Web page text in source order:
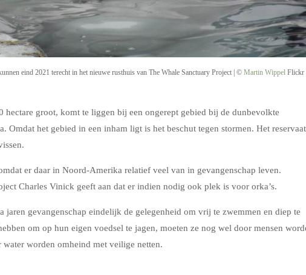
eind 2021 terecht in het nieuwe rusthuis van The Whale Sanctuary Project | © Martin Wippel Flickr
hectare groot, komt te liggen bij een ongerept gebied bij de dunbevolkte
Omdat het gebied in een inham ligt is het beschut tegen stormen. Het reservaat
er daar in Noord-Amerika relatief veel van in gevangenschap leven.
Charles Vinick geeft aan dat er indien nodig ook plek is voor orka’s.
jaren gevangenschap eindelijk de gelegenheid om vrij te zwemmen en diep te
om op hun eigen voedsel te jagen, moeten ze nog wel door mensen
worden omheind met veilige netten.